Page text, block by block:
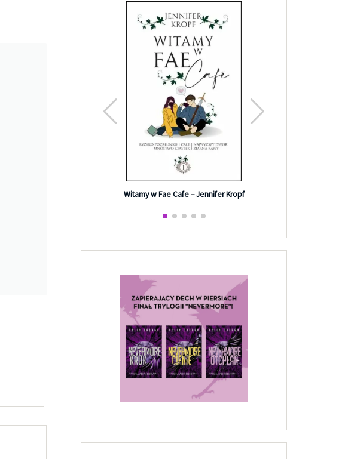
– Travis Baldree
Witamy w Fae Cafe – Jennifer Kropf